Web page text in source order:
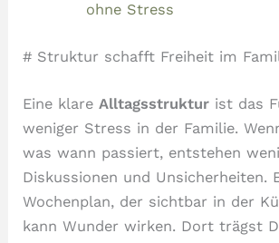
ohne Stress
# Struktur schafft Freiheit im
Eine klareAlltagsstruktur ist das
weniger Stress in der Familie.
was wann passiert, entstehen
Diskussionen und Unsicherheiten.
Wochenplan, der sichtbar in der
kann Wunder wirken. Dort trägst